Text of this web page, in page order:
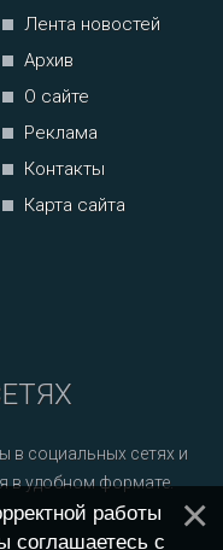
Лента новостей
Архив
О сайте
Реклама
Контакты
Карта сайта
в социальных сетях и
в удобном формате.
работы
соглашаетесь с